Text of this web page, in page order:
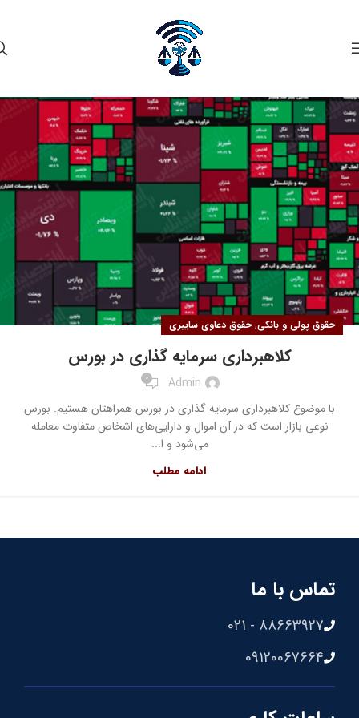
حقوق پولی و بانکی,حقوق دعاوی سایبری
کلاهبرداری سرمایه گذاری در بورس
Admin
0
با موضوع کلاهبرداری سرمایه گذاری در بورس همراهتان هستیم. بورس
نوعی بازار است که در آن اموال و دارایی‌های اشخاص متفاوت معامله
می‌شود و ا...
ادامه مطلب
تماس با ما
88663927 - 021
09120067664